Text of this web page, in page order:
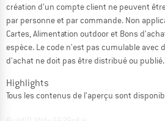
création d'un compte client ne peuvent
par personne et par commande. Non
Cartes, Alimentation outdoor et Bons
espèce. Le code n'est pas cumulable avec
d'achat ne doit pas être distribué ou publié.
Highlights
Tous les contenus de l'aperçu sont